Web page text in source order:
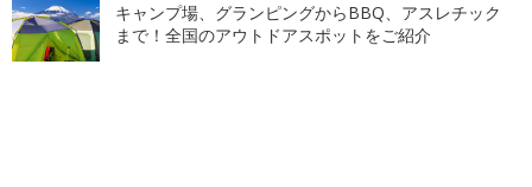
キャンプ場、グランピングからBBQ、アスレチック
まで！全国のアウトドアスポットをご紹介